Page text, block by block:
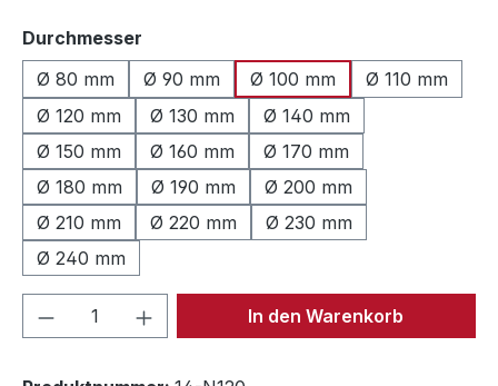
Durchmesser
Ø 80 mm
Ø 90 mm Ø 100 mm
Ø 110 mm
Ø 120 mm
Ø 130 mm
Ø 140 mm
Ø 150 mm
Ø 160 mm
Ø 170 mm
Ø 180 mm
Ø 190 mm
Ø 200 mm
Ø 210 mm
Ø 220 mm
Ø 230 mm
Ø 240 mm
Produkt Anzahl: Gib denIn den Warenkorb